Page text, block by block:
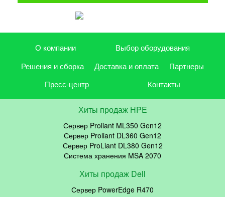
О компании
Выбор оборудования
Решения и сборка
Доставка и оплата
Партнеры
Пресс-центр
Контакты
Хиты продаж HPE
Сервер Proliant ML350 Gen12
Сервер Proliant DL360 Gen12
Сервер ProLiant DL380 Gen12
Система хранения MSA 2070
Хиты продаж Dell
Сервер PowerEdge R470